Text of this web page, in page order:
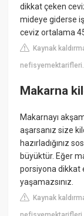
dikkat çeken
mideye giderse
ceviz ortalama
Kaynak
Makarna
Makarnayı
aşarsanız size
hazırladığınız
büyüktür. Eğer
porsiyona dikkat
yaşamazsınız.
Kaynak